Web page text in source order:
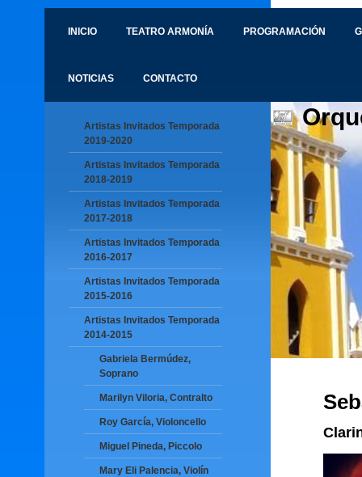
INICIO TEATRO ARMONÍA PROGRAMACIÓN
NOTICIAS CONTACTO
Artistas Invitados Temporada
2019-2020
Artistas Invitados Temporada
2018-2019
Artistas Invitados Temporada
2017-2018
Artistas Invitados Temporada
2016-2017
Artistas Invitados Temporada
2015-2016
Artistas Invitados Temporada
2014-2015
Gabriela Bermúdez,
Soprano
Marilyn Viloria, Contralto
Roy García, Violoncello
Miguel Pineda, Piccolo
Mary Eli Palencia, Violín